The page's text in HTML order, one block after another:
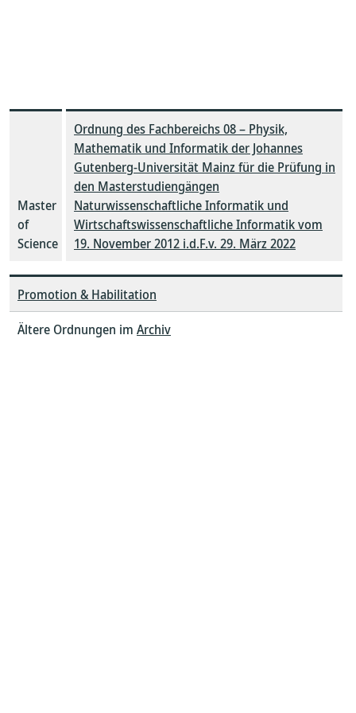
Master
of
Science
Ordnung des Fachbereichs 08 – Physik,
Mathematik und Informatik der Johannes
Gutenberg-Universität Mainz für die Prüfung in
den Masterstudiengängen
Naturwissenschaftliche Informatik und
Wirtschaftswissenschaftliche Informatik vom
19. November 2012 i.d.F.v. 29. März 2022
Promotion & Habilitation
Ältere Ordnungen im Archiv